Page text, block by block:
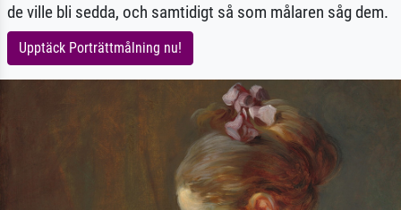
de ville bli sedda, och samtidigt så som målaren såg dem.
Upptäck Porträttmålning nu!